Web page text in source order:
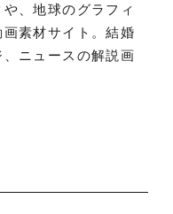
、地球のグラフィ
素材サイト。結婚
ニュースの解説画